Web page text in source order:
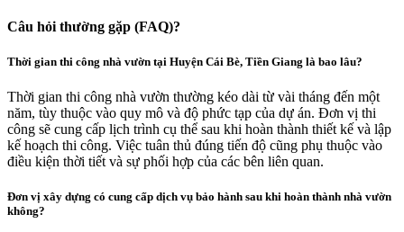
Câu hỏi thường gặp (FAQ)?
Thời gian thi công nhà vườn tại Huyện Cái Bè, Tiền Giang là bao lâu?
Thời gian thi công nhà vườn thường kéo dài từ vài tháng đến một
năm, tùy thuộc vào quy mô và độ phức tạp của dự án. Đơn vị thi
công sẽ cung cấp lịch trình cụ thể sau khi hoàn thành thiết kế và lập
kế hoạch thi công. Việc tuân thủ đúng tiến độ cũng phụ thuộc vào
điều kiện thời tiết và sự phối hợp của các bên liên quan.
Đơn vị xây dựng có cung cấp dịch vụ bảo hành sau khi hoàn thành nhà vườn
không?